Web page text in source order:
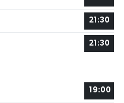
21:30
21:30
19:00